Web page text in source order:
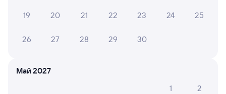
Выберите дату
23:50
19 20 21 22 23 24 25
26 27 28 29 30
Май 2027
1
2